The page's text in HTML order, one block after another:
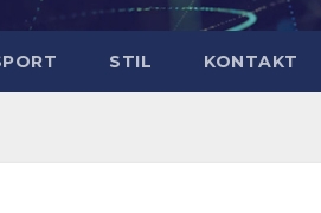
STIL KONTAKT